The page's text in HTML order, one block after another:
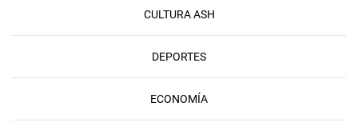
CULTURA ASH
DEPORTES
ECONOMÍA